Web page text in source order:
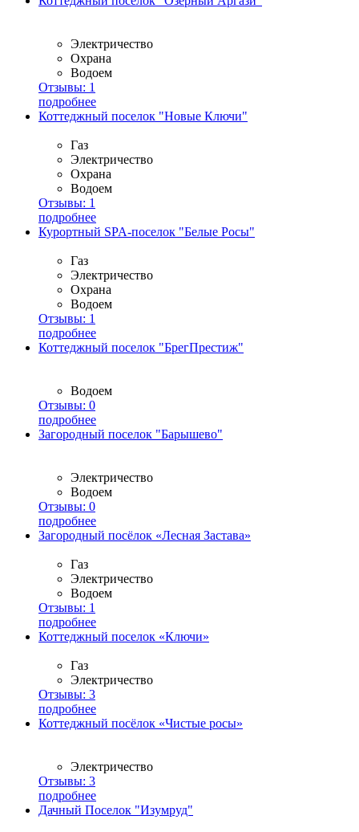
Электричество
Охрана
Водоем
Отзывы: 1
подробнее
Коттеджный поселок "Новые Ключи"
Газ
Электричество
Охрана
Водоем
Отзывы: 1
подробнее
Курортный SPA-поселок "Белые Росы"
Газ
Электричество
Охрана
Водоем
Отзывы: 1
подробнее
Коттеджный поселок "БрегПрестиж"
Водоем
Отзывы: 0
подробнее
Загородный поселок "Барышево"
Электричество
Водоем
Отзывы: 0
подробнее
Загородный посёлок «Лесная Застава»
Газ
Электричество
Водоем
Отзывы: 1
подробнее
Коттеджный поселок «Ключи»
Газ
Электричество
Отзывы: 3
подробнее
Коттеджный посёлок «Чистые росы»
Электричество
Отзывы: 3
подробнее
Дачный Поселок "Изумруд"